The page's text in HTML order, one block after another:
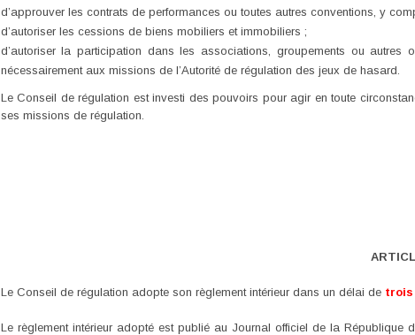
d’approuver les contrats de performances ou toutes autres conventions, y
d’autoriser les cessions de biens mobiliers et immobiliers ;
d’autoriser la participation dans les associations, groupements ou
nécessairement aux missions de l’Autorité de régulation des jeux de hasard.
Le Conseil de régulation est investi des pouvoirs pour agir en toute
ses missions de régulation.
Le Conseil de régulation adopte son règlement intérieur dans un délai de trois
Le règlement intérieur adopté est publié au Journal officiel de la République